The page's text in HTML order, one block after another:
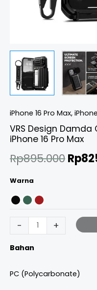
iPhone 16 Pro Max,
VRS Design
iPhone 16 Pro Max
Rp895.000Rp
Warna
- +
Bahan
PC (Polycarbonate)